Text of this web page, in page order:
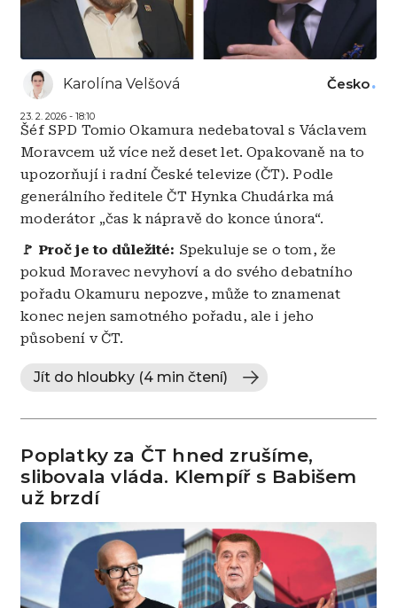
Karolína Velšová
23. 2. 2026 - 18:10
Česko
Šéf SPD Tomio Okamura nedebatoval s Václavem
Moravcem už více než deset let. Opakovaně na to
upozorňují i radní České televize (ČT). Podle
generálního ředitele ČT Hynka Chudárka má
moderátor „čas k nápravě do konce února“.
🚩 Proč je to důležité: Spekuluje se o tom, že
pokud Moravec nevyhoví a do svého debatního
pořadu Okamuru nepozve, může to znamenat
konec nejen samotného pořadu, ale i jeho
působení v ČT.
Jít do hloubky (4 min čtení)
Poplatky za ČT hned zrušíme,
slibovala vláda. Klempíř s Babišem
už brzdí